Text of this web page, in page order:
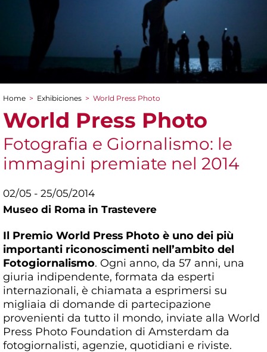
You are here
Home > Exhibiciones > World Press Photo
World Press Photo
Fotografia e Giornalismo: le
immagini premiate nel 2014
02/05 - 25/05/2014
Museo di Roma in Trastevere
Il Premio World Press Photo è uno dei più
importanti riconoscimenti nell’ambito del
Fotogiornalismo. Ogni anno, da 57 anni, una
giuria indipendente, formata da esperti
internazionali, è chiamata a esprimersi su
migliaia di domande di partecipazione
provenienti da tutto il mondo, inviate alla World
Press Photo Foundation di Amsterdam da
fotogiornalisti, agenzie, quotidiani e riviste.